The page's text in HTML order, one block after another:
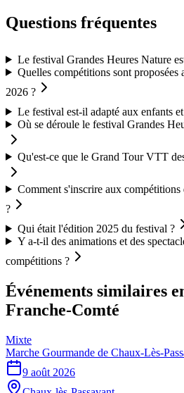
Questions fréquentes
Le festival Grandes Heures Nature
Quelles compétitions sont proposées
2026 ?
Le festival est-il adapté aux enfants
Où se déroule le festival Grandes
Qu'est-ce que le Grand Tour VTT
Comment s'inscrire aux compétitions
?
Qui était l'édition 2025 du festival ?
Y a-t-il des animations et des
compétitions ?
Événements similaires
Franche-Comté
Mixte
Marche Gourmande de Chaux-Lès-
9 août 2026